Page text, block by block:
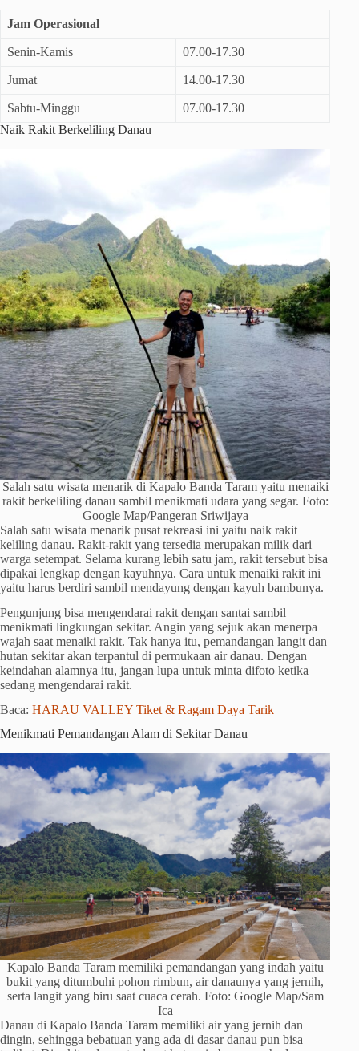
Jam Operasional
Senin-Kamis 07.00-17.30
Jumat 14.00-17.30
Sabtu-Minggu
07.00-17.30
Naik Rakit Berkeliling Danau
Salah satu wisata menarik di Kapalo Banda Taram yaitu menaiki
rakit berkeliling danau sambil menikmati udara yang segar. Foto:
Google Map/Pangeran Sriwijaya
Salah satu wisata menarik pusat rekreasi ini yaitu naik rakit
keliling danau. Rakit-rakit yang tersedia merupakan milik dari
warga setempat. Selama kurang lebih satu jam, rakit tersebut bisa
dipakai lengkap dengan kayuhnya. Cara untuk menaiki rakit ini
yaitu harus berdiri sambil mendayung dengan kayuh bambunya.
Pengunjung bisa mengendarai rakit dengan santai sambil
menikmati lingkungan sekitar. Angin yang sejuk akan menerpa
wajah saat menaiki rakit. Tak hanya itu, pemandangan langit dan
hutan sekitar akan terpantul di permukaan air danau. Dengan
keindahan alamnya itu, jangan lupa untuk minta difoto ketika
sedang mengendarai rakit.
Baca: HARAU VALLEY Tiket & Ragam Daya Tarik
Menikmati Pemandangan Alam di Sekitar Danau
Kapalo Banda Taram memiliki pemandangan yang indah yaitu
bukit yang ditumbuhi pohon rimbun, air danaunya yang jernih,
serta langit yang biru saat cuaca cerah. Foto: Google Map/Sam
Ica
Danau di Kapalo Banda Taram memiliki air yang jernih dan
dingin, sehingga bebatuan yang ada di dasar danau pun bisa